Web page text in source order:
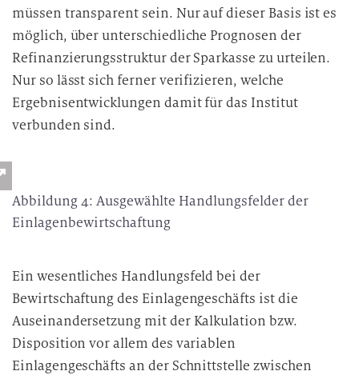
müssen transparent sein. Nur auf dieser Basis ist es
möglich, über unterschiedliche Prognosen der
Refinanzierungsstruktur der Sparkasse zu urteilen.
Nur so lässt sich ferner verifizieren, welche
Ergebnisentwicklungen damit für das Institut
verbunden sind.
Abbildung 4: Ausgewählte Handlungsfelder der
Einlagenbewirtschaftung
Ein wesentliches Handlungsfeld bei der
Bewirtschaftung des Einlagengeschäfts ist die
Auseinandersetzung mit der Kalkulation bzw.
Disposition vor allem des variablen
Einlagengeschäfts an der Schnittstelle zwischen